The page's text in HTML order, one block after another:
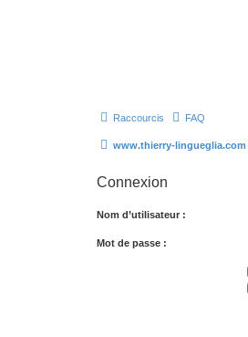
Raccourcis FAQ
www.thierry-lingueglia.com
Connexion
Nom d’utilisateur :
Mot de passe :